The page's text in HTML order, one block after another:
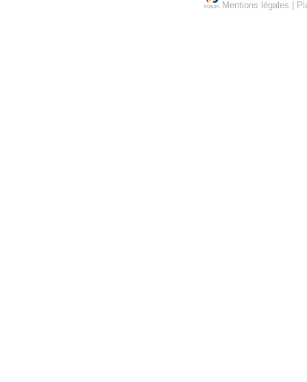
Mentions légales